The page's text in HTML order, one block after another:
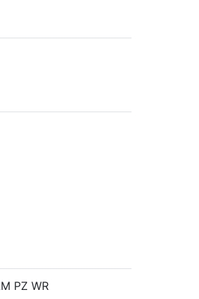
PZ WR